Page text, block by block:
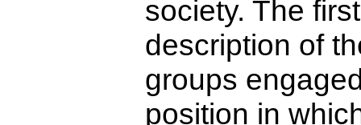
society. The
description of
groups
position in